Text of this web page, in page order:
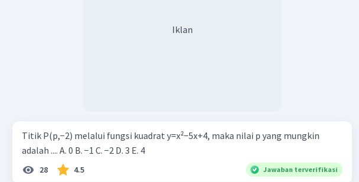
Iklan
Titik P(p,−2) melalui fungsi kuadrat y=x²−5x+4, maka nilai p yang mungkin
adalah .... A. 0 B. −1 C. −2 D. 3 E. 4
28 4.5 Jawaban terverifikasi